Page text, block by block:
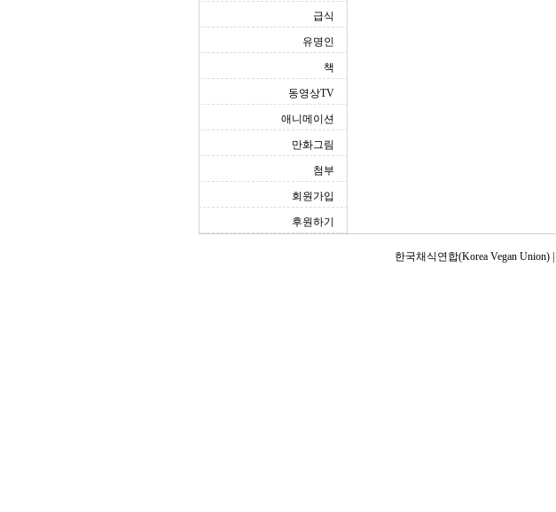
급식
유명인
책
동영상TV
애니메이션
만화그림
첨부
회원가입
후원하기
한국채식연합(Korea Vegan Union)